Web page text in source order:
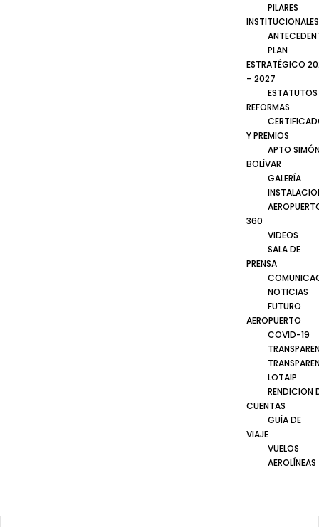
PILARES
INSTITUCIONALES
PLAN
ESTRATÉGICO
– 2027
ESTATUTOS
REFORMAS
Y PREMIOS
APTO
BOLÍVAR
GALERÍA
360
VIDEOS
SALA DE
PRENSA
NOTICIAS
FUTURO
AEROPUERTO
COVID-19
LOTAIP
RENDICION
CUENTAS
GUÍA DE
VIAJE
VUELOS
AEROLÍNEAS